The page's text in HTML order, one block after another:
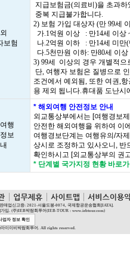
보험
지급보험금(의료비)을 초과
중복 지급불가합니다.
2) 보험 가입 대상자 (만 99세
가.1억원 이상 : 만14세 이상
나.2억원 이하 : 만14세 미만
다.5천만원 이하: 만80세 이
3) 99세 이상의 경우 개별적
단, 여행자 보험은 질병으로
조건에서 예외됨, 또한 여권,
용 제외 됩니다.휴대품 도난
행
보
* 해외여행 안전정보 안내
외교통상부에서는 [여행경보
안전한 해외여행을 위하여 이
여행경보단계는 여행유의/자
상시로 조정하고 있사오니, 반
확인하시고 [외교통상부의 권
* 단계별 국가지정 현황 바로
매업신고증: 2021-서울도봉-0074, 국제항공운송협회[IATA].
입. (주)IEB박람회투어(IEB-TOUR : www.iebtour.com)
업자 정보 확인
이이비박람회투어. All rights reserved.